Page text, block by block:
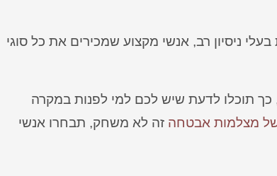
בעלי ניסיון רב, אנשי מקצוע שמכירים את כל סוגי
תוכלו לדעת שיש לכם למי לפנות במקרה
מצלמות אבטחה זה לא משחק, תבחרו אנשי